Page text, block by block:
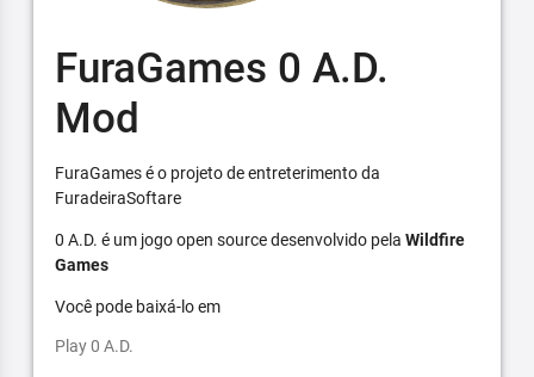
FuraGames 0 A.D.
Mod
FuraGames é o projeto de entreterimento da
FuradeiraSoftare
0 A.D. é um jogo open source desenvolvido pela Wildfire
Games
Você pode baixá-lo em
Play 0 A.D.